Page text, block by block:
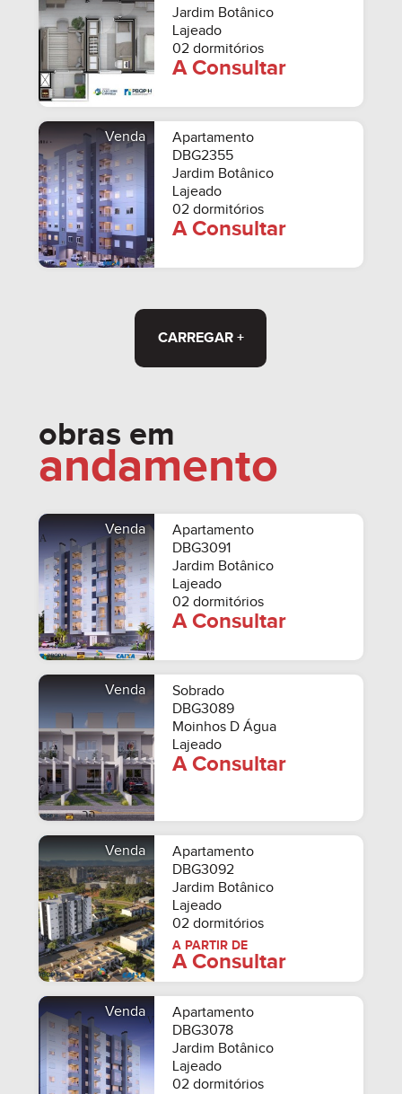
Jardim Botânico
Lajeado
02 dormitórios
A Consultar
Venda
Apartamento
DBG2355
Jardim Botânico
Lajeado
02 dormitórios
A Consultar
CARREGAR +
obras em
andamento
Venda
Apartamento
DBG3091
Jardim Botânico
Lajeado
02 dormitórios
A Consultar
Venda
Sobrado
DBG3089
Moinhos D Água
Lajeado
A Consultar
Venda
Apartamento
DBG3092
Jardim Botânico
Lajeado
02 dormitórios
A PARTIR DE
A Consultar
Venda
Apartamento
DBG3078
Jardim Botânico
Lajeado
02 dormitórios